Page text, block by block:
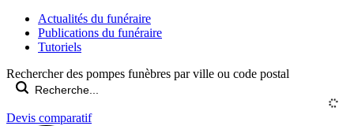
Actualités du funéraire
Publications du funéraire
Tutoriels
Rechercher des pompes funèbres par ville ou code postal
Devis comparatif